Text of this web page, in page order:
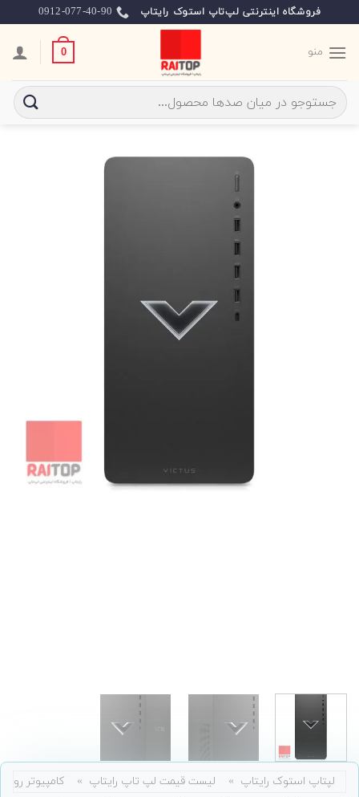
to
content
فروشگاه اینترنتی لپ‌تاپ استوک رایتاپ 0912-077-40-90
منو 0
جستجو
برای:
لپتاپ استوک رایتاپ » لیست قیمت لپ تاپ رایتاپ » کامپیوتر